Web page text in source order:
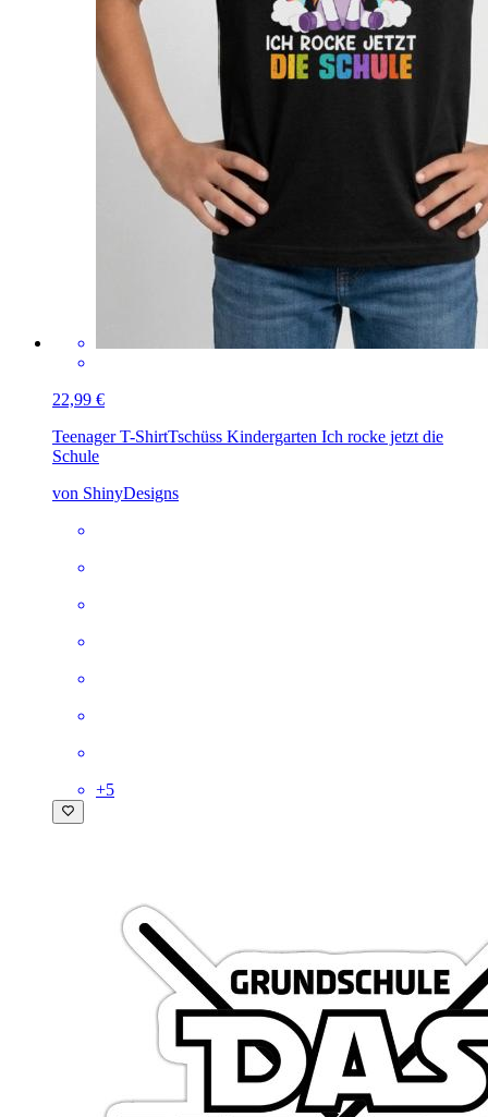
22,99 €
Teenager T-ShirtTschüss Kindergarten Ich rocke jetzt die
Schule
von ShinyDesigns
+5